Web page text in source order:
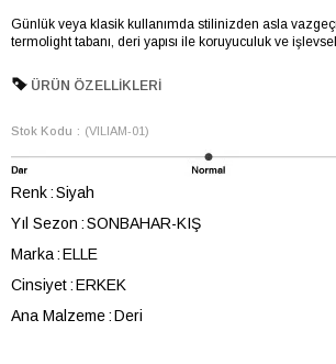
Günlük veya klasik kullanımda stilinizden asla
termolight tabanı, deri yapısı ile koruyuculuk ve
ÜRÜN ÖZELLIKLERI
Stok Kodu (VILIAM-01)
Renk Siyah
Yıl Sezon SONBAHAR-KIŞ
Marka ELLE
Cinsiyet ERKEK
Ana Malzeme Deri